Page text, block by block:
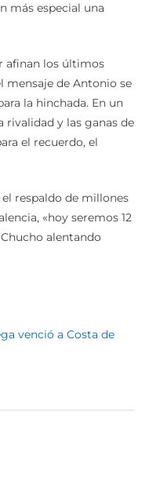
más especial una
afinan los últimos
mensaje de Antonio se
la hinchada. En un
rivalidad y las ganas de
el recuerdo, el
respaldo de millones
«hoy seremos 12
alentando
venció a Costa de